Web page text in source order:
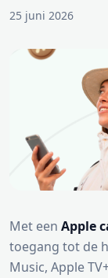
25 juni 2026
Met een Apple
toegang tot de
Music, Apple